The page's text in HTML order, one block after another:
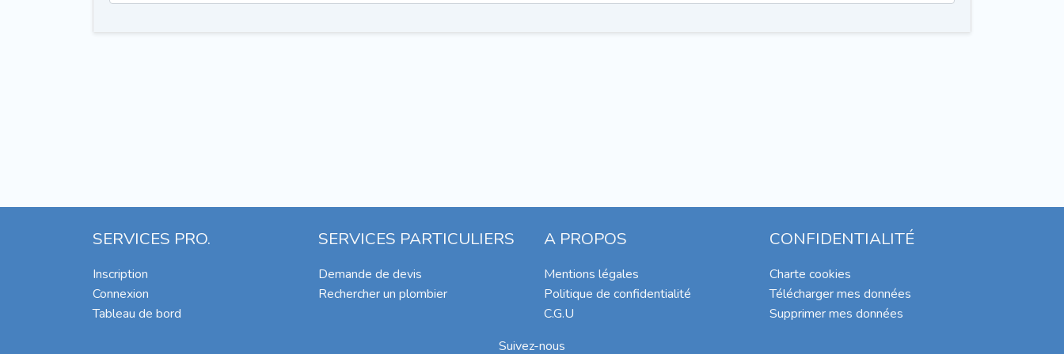
SERVICES PRO.
Inscription
Connexion
Tableau de bord
SERVICES PARTICULIERS
Demande de devis
Rechercher un plombier
A PROPOS
Mentions légales
Politique de confidentialité
C.G.U
CONFIDENTIALITÉ
Charte cookies
Télécharger mes données
Supprimer mes données
Suivez-nous